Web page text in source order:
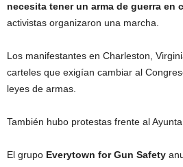
necesita tener un arma de guerra en
activistas organizaron una marcha.
Los manifestantes en Charleston,
carteles que exigían cambiar al
leyes de armas.
También hubo protestas frente al
El grupo Everytown for Gun Safety